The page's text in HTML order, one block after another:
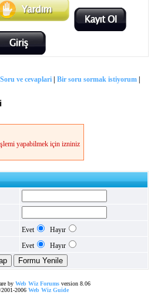
ve cevaplari| Bir soru sormak istiyorum|
yapabilmek için izniniz
Evet
Hayır
Evet Hayır
by Web Wiz Forums version 8.06
2006 Web Wiz Guide